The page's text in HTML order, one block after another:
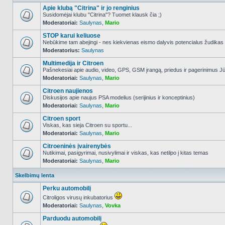
NO_UNREAD_POSTS
Apie klubą "Citrina" ir jo renginius
Susidomėjai klubu "Citrina"? Tuomet klausk čia ;)
Moderatoriai: Saulynas Mario
NO_UNREAD_POSTS
STOP karui keliuose
Nebūkime tam abejingi - nes kiekvienas eismo dalyvis potencialus žudikas
Moderatorius: Saulynas
NO_UNREAD_POSTS
Multimedija ir Citroen
Pašnekesiai apie audio, video, GPS, GSM įrangą, priedus ir pagerinimus
Moderatoriai: Saulynas Mario
NO_UNREAD_POSTS
Citroen naujienos
Diskusijos apie naujus PSA modelius (serijinius ir konceptinius)
Moderatoriai: Saulynas Mario
NO_UNREAD_POSTS
Citroen sport
Viskas, kas sieja Citroen su sportu...
Moderatoriai: Saulynas Mario
NO_UNREAD_POSTS
Citroeninės įvairenybės
Nutikimai, pasigyrimai, nusivylimai ir viskas, kas netilpo į kitas temas
Moderatoriai: Saulynas Mario
Skelbimų lenta
NO_UNREAD_POSTS
Perku automobilį
Citroligos virusų inkubatorius
Moderatoriai: Saulynas Vovka
Parduodu automobilį